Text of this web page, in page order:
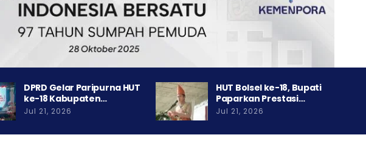
DPRD Gelar Paripurna HUT
ke-18 Kabupaten…
Jul 21, 2026
HUT Bolsel ke-18, Bupati
Paparkan Prestasi…
Jul 21, 2026